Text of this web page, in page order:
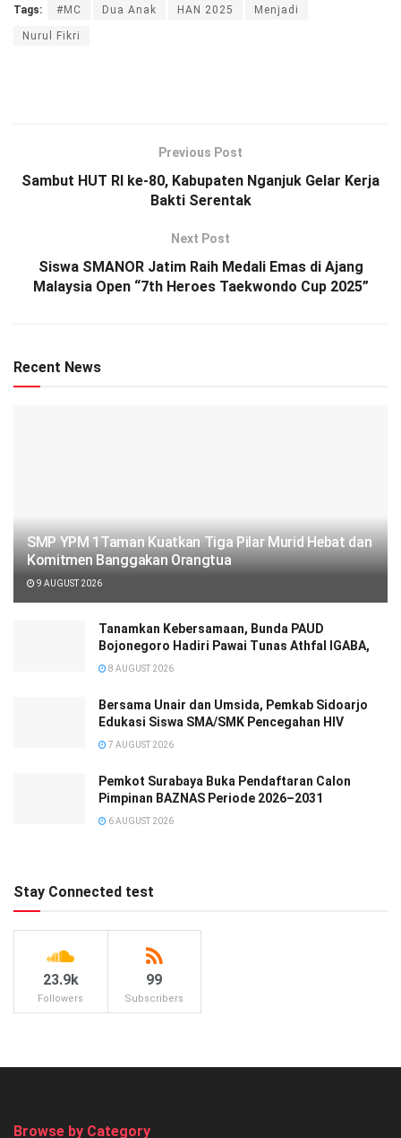
Tags: #MC Dua Anak HAN 2025 Menjadi
Nurul Fikri
Previous Post
Sambut HUT RI ke-80, Kabupaten Nganjuk Gelar Kerja
Bakti Serentak
Next Post
Siswa SMANOR Jatim Raih Medali Emas di Ajang
Malaysia Open “7th Heroes Taekwondo Cup 2025”
Recent News
SMP YPM 1Taman Kuatkan Tiga Pilar Murid Hebat dan
Komitmen Banggakan Orangtua
9 AUGUST 2026
Tanamkan Kebersamaan, Bunda PAUD
Bojonegoro Hadiri Pawai Tunas Athfal IGABA,
8 AUGUST 2026
Bersama Unair dan Umsida, Pemkab Sidoarjo
Edukasi Siswa SMA/SMK Pencegahan HIV
7 AUGUST 2026
Pemkot Surabaya Buka Pendaftaran Calon
Pimpinan BAZNAS Periode 2026–2031
6 AUGUST 2026
Stay Connected test
23.9k
Followers
99
Subscribers
Browse by Category